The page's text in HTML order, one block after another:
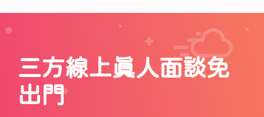
三方線上真人面談免
出門